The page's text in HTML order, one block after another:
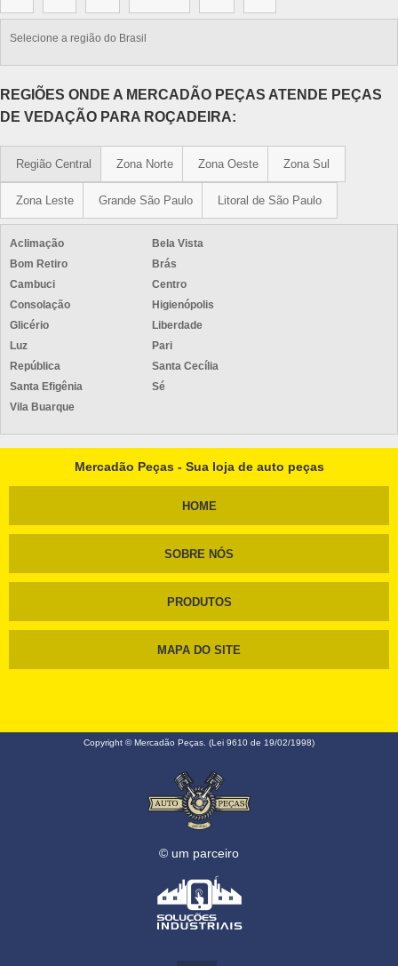
Selecione a região do Brasil
REGIÕES ONDE A MERCADÃO PEÇAS ATENDE PEÇAS
DE VEDAÇÃO PARA ROÇADEIRA:
Região Central Zona Norte Zona Oeste Zona Sul
Zona Leste Grande São Paulo Litoral de São Paulo
Aclimação
Bela Vista
Bom Retiro
Brás
Cambuci
Centro
Consolação
Higienópolis
Glicério
Liberdade
Luz
Pari
República
Santa Cecília
Santa Efigênia
Sé
Vila Buarque
Mercadão Peças - Sua loja de auto peças
HOME
SOBRE NÓS
PRODUTOS
MAPA DO SITE
Copyright © Mercadão Peças. (Lei 9610 de 19/02/1998)
© um parceiro